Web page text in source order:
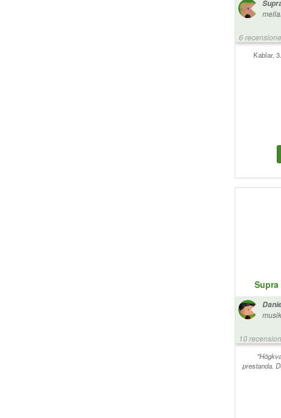
men
vanliga
2.5
ger
ditt
ett
par
smärta :)) 👊
6
Kablar,
Supra
10
prestanda.